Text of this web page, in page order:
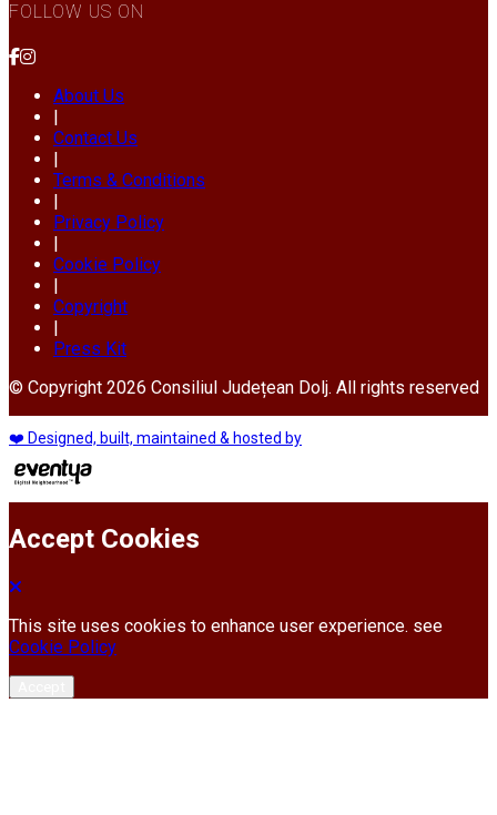
FOLLOW US ON
About Us
|
Contact Us
|
Terms & Conditions
|
Privacy Policy
|
Cookie Policy
|
Copyright
|
Press Kit
© Copyright 2026 Consiliul Județean Dolj. All rights reserved
❤️ Designed, built, maintained & hosted by
Accept Cookies
This site uses cookies to enhance user experience. see
Cookie Policy